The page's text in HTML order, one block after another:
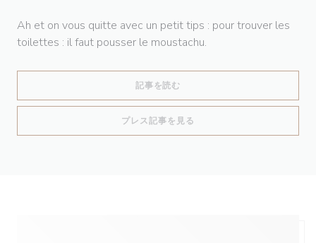
Ah et on vous quitte avec un petit tips : pour trouver les
toilettes : il faut pousser le moustachu.
記事を読む
プレス記事を見る